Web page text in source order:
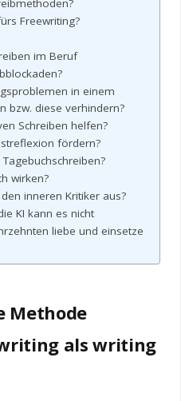
Freewriting?
im Beruf
in einem
bzw. diese verhindern?
Schreiben helfen?
fördern?
wirken?
inneren Kritiker aus?
KI kann es nicht
liebe und einsetze
Methode
als writing